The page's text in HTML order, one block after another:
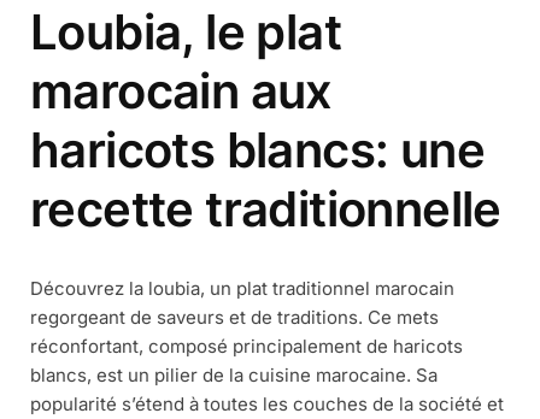
Loubia, le plat
marocain aux
haricots blancs: une
recette traditionnelle
Découvrez la loubia, un plat traditionnel marocain
regorgeant de saveurs et de traditions. Ce mets
réconfortant, composé principalement de haricots
blancs, est un pilier de la cuisine marocaine. Sa
popularité s’étend à toutes les couches de la société et